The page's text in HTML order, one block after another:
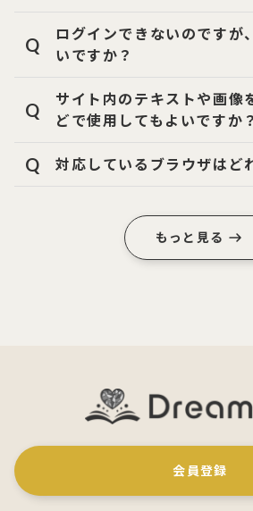
Q
ログインできないのですが
いですか？
Q
サイト内のテキストや画像
どで使用してもよいですか？
Q 対応しているブラウザはど
もっと見る
会員登録